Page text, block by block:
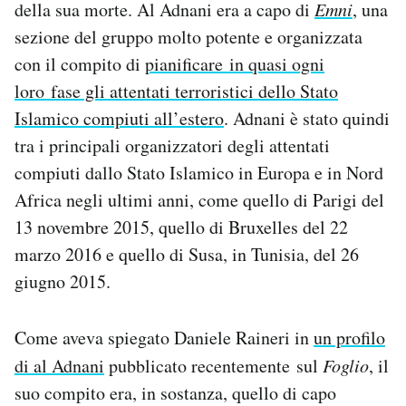
della sua morte. Al Adnani era a capo di Emni, una
sezione del gruppo molto potente e organizzata
con il compito di pianificare in quasi ogni
loro fase gli attentati terroristici dello Stato
Islamico compiuti all’estero. Adnani è stato quindi
tra i principali organizzatori degli attentati
compiuti dallo Stato Islamico in Europa e in Nord
Africa negli ultimi anni, come quello di Parigi del
13 novembre 2015, quello di Bruxelles del 22
marzo 2016 e quello di Susa, in Tunisia, del 26
giugno 2015.
Come aveva spiegato Daniele Raineri inun profilo
di al Adnani pubblicato recentemente sul Foglio, il
suo compito era, in sostanza, quello di capo